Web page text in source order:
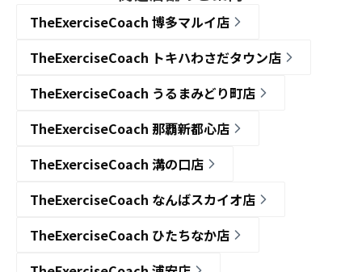
TheExerciseCoach 博多マルイ店
TheExerciseCoach トキハわさだタウン店
TheExerciseCoach うるまみどり町店
TheExerciseCoach 那覇新都心店
TheExerciseCoach 溝の口店
TheExerciseCoach なんばスカイオ店
TheExerciseCoach ひたちなか店